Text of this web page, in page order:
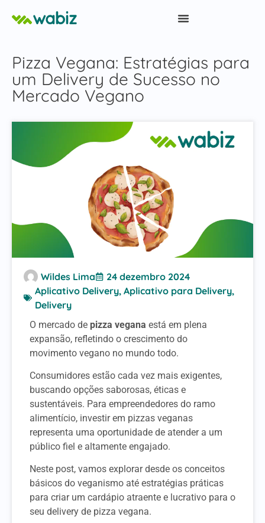
Pizza Vegana: Estratégias para
um Delivery de Sucesso no
Mercado Vegano
Wildes Lima
24 dezembro 2024
Aplicativo Delivery, Aplicativo para Delivery,
Delivery
O mercado de pizza vegana está em plena
expansão, refletindo o crescimento do
movimento vegano no mundo todo.
Consumidores estão cada vez mais exigentes,
buscando opções saborosas, éticas e
sustentáveis. Para empreendedores do ramo
alimentício, investir em pizzas veganas
representa uma oportunidade de atender a um
público fiel e altamente engajado.
Neste post, vamos explorar desde os conceitos
básicos do veganismo até estratégias práticas
para criar um cardápio atraente e lucrativo para o
seu delivery de pizza vegana.